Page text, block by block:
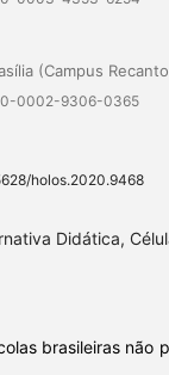
(Campus
0002-9306-0365
holos.2020.9468
Didática,
brasileiras não